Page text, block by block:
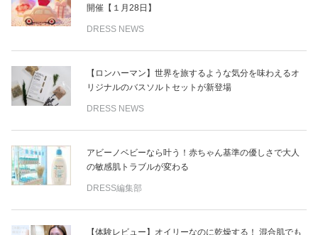
開催【１月28日】
DRESS NEWS
【ロンハーマン】世界を旅するような気分を味わえるオ
リジナルのバスソルトセットが新登場
DRESS NEWS
アビーノベビーなら叶う！赤ちゃん基準の優しさで大人
の敏感肌トラブルが変わる
DRESS編集部
【体験レビュー】オイリーなのに乾燥する！ 混合肌でも